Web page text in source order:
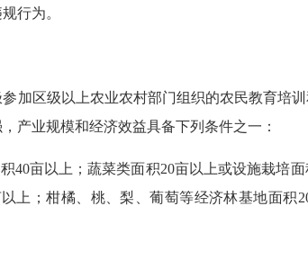
行为。
加区级以上农业农村部门组织的农民教育培
产业规模和经济效益具备下列条件之一：
40亩以上；蔬菜类面积20亩以上或设施栽培
上；柑橘、桃、梨、葡萄等经济林基地面积